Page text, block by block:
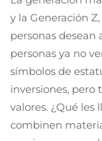
y la Generación
personas desean
personas ya no
símbolos de
inversiones, pero
valores. ¿Qué les
combinen